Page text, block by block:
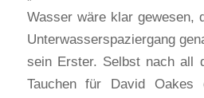
Wasser wäre klar gewesen,
Unterwasserspaziergang
sein Erster. Selbst nach all
Tauchen für David Oakes